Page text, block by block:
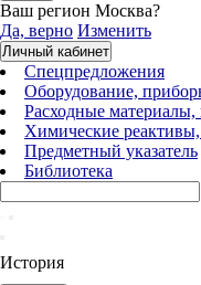
Ваш регион Москва?
Да, верно Изменить
Личный кабинет
Спецпредложения
Оборудование,
Расходные материалы,
Химические
Предметный указатель
Библиотека
История